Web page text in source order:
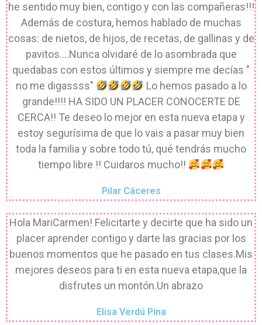
he sentido muy bien, contigo y con las compañeras!!!
Además de costura, hemos hablado de muchas
cosas: de nietos, de hijos, de recetas, de gallinas y de
pavitos....Nunca olvidaré de lo asombrada que
quedabas con estos últimos y siempre me decías "
no me digassss"
Lo hemos pasado a lo
grande!!!! HA SIDO UN PLACER CONOCERTE DE
CERCA!! Te deseo lo mejor en esta nueva etapa y
estoy segurísima de que lo vais a pasar muy bien
toda la familia y sobre todo tú, qué tendrás mucho
tiempo libre !! Cuidaros mucho!!
Pilar Cáceres
Hola MariCarmen! Felicitarte y decirte que ha sido un
placer aprender contigo y darte las gracias por los
buenos momentos que he pasado en tus clases.Mis
mejores deseos para ti en esta nueva etapa,que la
disfrutes un montón.Un abrazo
Elisa Verdú Pina